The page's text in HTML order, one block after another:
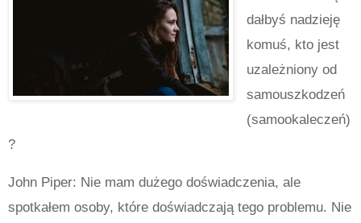
dałbyś nadzieję
komuś, kto jest
uzależniony od
samouszkodzeń
(samookaleczeń)
?
John Piper: Nie mam dużego doświadczenia, ale
spotkałem osoby, które doświadczają tego problemu. Nie